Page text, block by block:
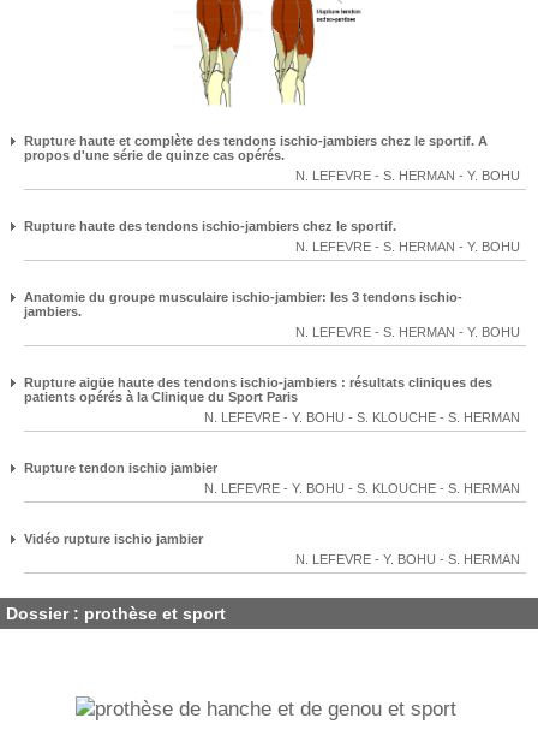
Rupture haute et complète des tendons ischio-jambiers chez le sportif. A
propos d'une série de quinze cas opérés.
N. LEFEVRE - S. HERMAN - Y. BOHU
Rupture haute des tendons ischio-jambiers chez le sportif.
N. LEFEVRE - S. HERMAN - Y. BOHU
Anatomie du groupe musculaire ischio-jambier: les 3 tendons ischio-
jambiers.
N. LEFEVRE - S. HERMAN - Y. BOHU
Rupture aigüe haute des tendons ischio-jambiers : résultats cliniques des
patients opérés à la Clinique du Sport Paris
N. LEFEVRE - Y. BOHU - S. KLOUCHE - S. HERMAN
Rupture tendon ischio jambier
N. LEFEVRE - Y. BOHU - S. KLOUCHE - S. HERMAN
Vidéo rupture ischio jambier
N. LEFEVRE - Y. BOHU - S. HERMAN
Dossier : prothèse et sport